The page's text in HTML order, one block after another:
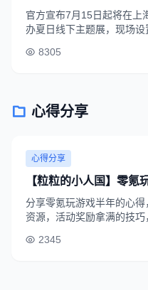
官方宣布7月15日起将在上
办夏日线下主题展，现场设
8305
心得分享
心得分享
【粒粒的小人国】零氪
分享零氪玩游戏半年的心
资源，活动奖励拿满的技巧
2345